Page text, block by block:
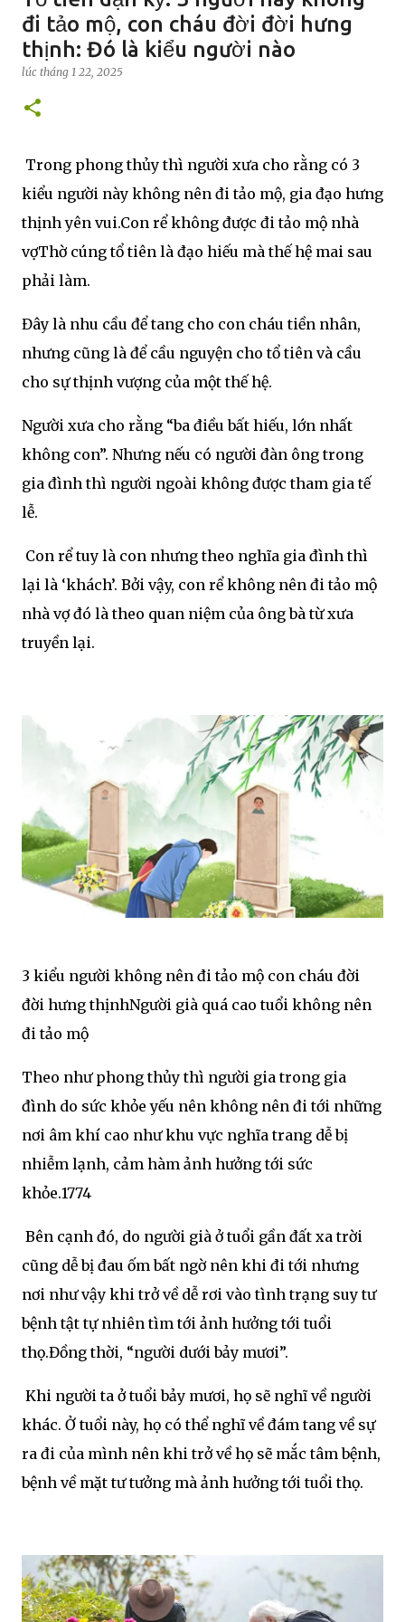
đi tảo mộ, con cháu đời đời hưng
thịnh: Đó là kiểu người nào
lúc tháng 1 22, 2025
Trong phong thủy thì người xưa cho rằng có 3
kiểu người này không nên đi tảo mộ, gia đạo hưng
thịnh yên vui.Con rể không được đi tảo mộ nhà
vợThờ cúng tổ tiên là đạo hiếu mà thế hệ mai sau
phải làm.
Đây là nhu cầu để tang cho con cháu tiền nhân,
nhưng cũng là để cầu nguyện cho tổ tiên và cầu
cho sự thịnh vượng của một thế hệ.
Người xưa cho rằng “ba điều bất hiếu, lớn nhất
không con”. Nhưng nếu có người đàn ông trong
gia đình thì người ngoài không được tham gia tế
lễ.
Con rể tuy là con nhưng theo nghĩa gia đình thì
lại là ‘khách’. Bởi vậy, con rể không nên đi tảo mộ
nhà vợ đó là theo quan niệm của ông bà từ xưa
truyền lại.
3 kiểu người không nên đi tảo mộ con cháu đời
đời hưng thịnhNgười già quá cao tuổi không nên
đi tảo mộ
Theo như phong thủy thì người gia trong gia
đình do sức khỏe yếu nên không nên đi tới những
nơi âm khí cao như khu vực nghĩa trang dễ bị
nhiễm lạnh, cảm hàm ảnh hưởng tới sức
khỏe.1774
Bên cạnh đó, do người già ở tuổi gần đất xa trời
cũng dễ bị đau ốm bất ngờ nên khi đi tới nhưng
nơi như vậy khi trở về dễ rơi vào tình trạng suy tư
bệnh tật tự nhiên tìm tới ảnh hưởng tới tuổi
thọ.Đồng thời, “người dưới bảy mươi”.
Khi người ta ở tuổi bảy mươi, họ sẽ nghĩ về người
khác. Ở tuổi này, họ có thể nghĩ về đám tang về sự
ra đi của mình nên khi trở về họ sẽ mắc tâm bệnh,
bệnh về mặt tư tưởng mà ảnh hưởng tới tuổi thọ.